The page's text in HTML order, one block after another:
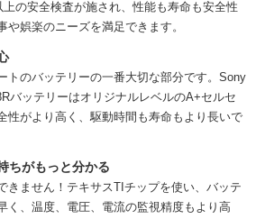
の安全検査が施され、性能も寿命も安全性
や娯楽のニーズを満足できます。
トのバッテリーの一番大切な部分です。 Sony
バッテリーはオリジナルレベルのA+セルセ
性がより高く、駆動時間も寿命もより長いで
ちがもっと分かる
きません！テキサスTIチップを使い、バッテ
く、温度、電圧、電流の監視精度もより高